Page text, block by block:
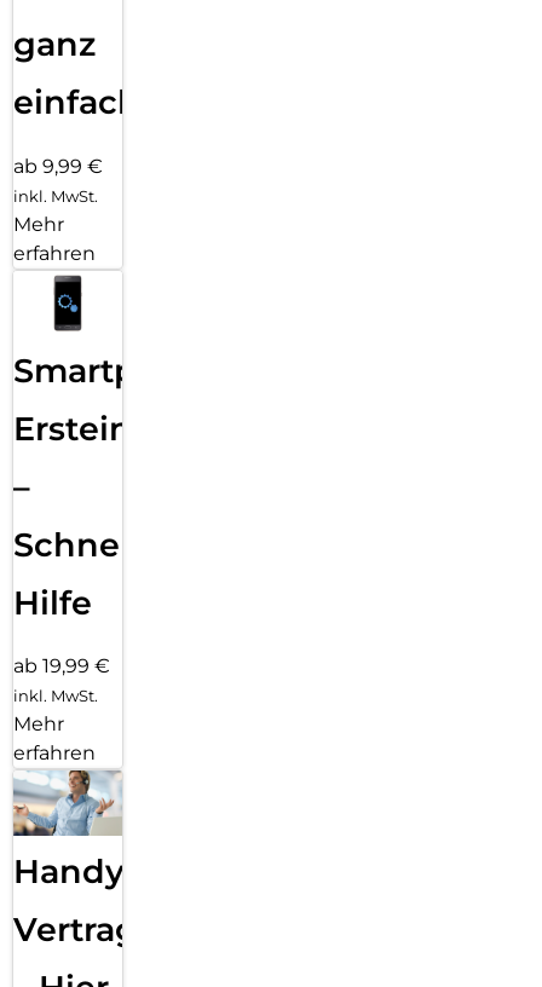
ganz
einfach
ab 9,99 €
inkl. MwSt.
Mehr
erfahren
Smartphone
Ersteinrichtung
–
Schnelle
Hilfe
ab 19,99 €
inkl. MwSt.
Mehr
erfahren
Handy
Vertragsabwicklung